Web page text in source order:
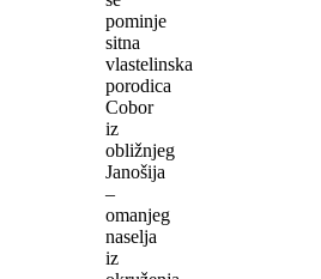
pominje
sitna
vlastelinska
porodica
Cobor
iz
obližnjeg
Janošija
–
omanjeg
naselja
iz